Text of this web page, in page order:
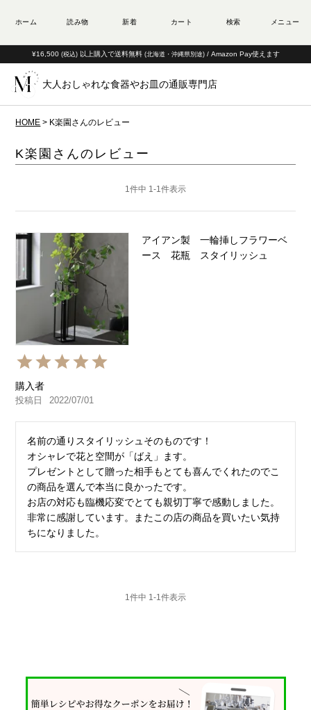
¥16,500 (税込) 以上購入で送料無料 (北海道・沖縄県別途) / Amazon Pay使えます
大人おしゃれな食器やお皿の通販専門店
HOME K楽園さんのレビュー
K楽園さんのレビュー
1件中 1-1件表示
アイアン製 一輪挿しフラワーベ
ース 花瓶 スタイリッシュ
購入者
投稿日 2022/07/01
名前の通りスタイリッシュそのものです！
オシャレで花と空間が「ばえ」ます。
プレゼントとして贈った相手もとても喜んでくれたのでこ
の商品を選んで本当に良かったです。
お店の対応も臨機応変でとても親切丁寧で感動しました。
非常に感謝しています。またこの店の商品を買いたい気持
ちになりました。
1件中 1-1件表示